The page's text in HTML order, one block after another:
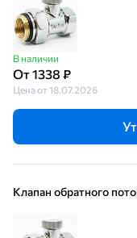
В наличии
От 1338 ₽
Цена от 18.07.2026
Клапан обратного